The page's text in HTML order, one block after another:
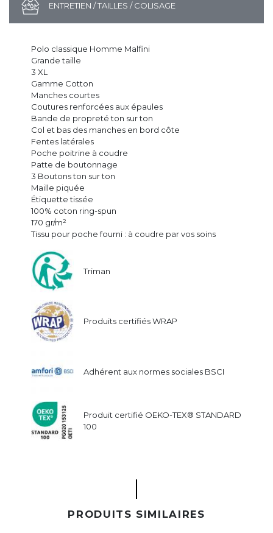
ENTRETIEN / TAILLES / COLISAGE
Polo classique Homme Malfini
Grande taille
3 XL
Gamme Cotton
Manches courtes
Coutures renforcées aux épaules
Bande de propreté ton sur ton
Col et bas des manches en bord côte
Fentes latérales
Poche poitrine à coudre
Patte de boutonnage
3 Boutons ton sur ton
Maille piquée
Étiquette tissée
100% coton ring-spun
170 gr/m²
Tissu pour poche fourni : à coudre par vos soins
Triman
Produits certifiés WRAP
Adhérent aux normes sociales BSCI
Produit certifié OEKO-TEX® STANDARD
100
PRODUITS SIMILAIRES